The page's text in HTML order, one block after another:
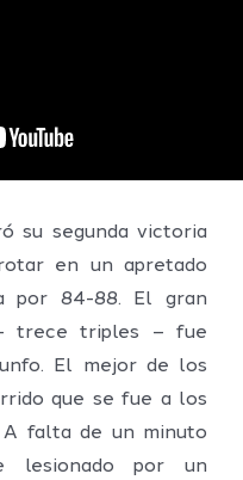
su segunda victoria
en un apretado
por 84-88. El gran
trece triples – fue
El mejor de los
que se fue a los
A falta de un minuto
lesionado por un